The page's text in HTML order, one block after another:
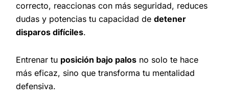
correcto, reaccionas con más seguridad, reduces
dudas y potencias tu capacidad dedetener
disparos difíciles.
Entrenar tu posición bajo palos no solo te hace
más eficaz, sino que transforma tu mentalidad
defensiva.